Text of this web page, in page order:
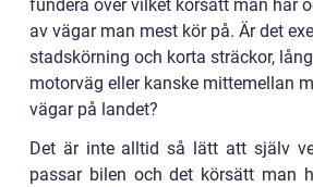
fundera över vilket körsätt man har
av vägar man mest kör på. Är det
stadskörning och korta sträckor,
motorväg eller kanske mittemellan
vägar på landet?
Det är inte alltid så lätt att själv
passar bilen och det körsätt man